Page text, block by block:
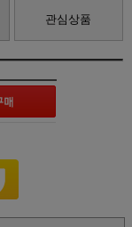
관심상품